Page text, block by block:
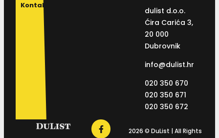
Kontakt
dulist d.o.o.
Ćira Carića 3,
20 000
Dubrovnik
info@dulist.hr
020 350 670
020 350 671
020 350 672
2026 © DuList | All Rights